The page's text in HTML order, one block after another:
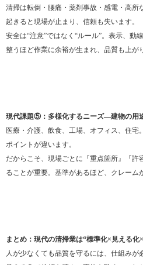
清掃は転倒・腰痛・薬剤事故・感電・高所
起きると現場が止まり、信頼も失います。
安全は“注意”ではなく“ルール”。表示、動
整うほど作業に余裕が生まれ、品質も上が
現代課題⑤：多様化するニーズ—建物の用
医療・介護、飲食、工場、オフィス、住宅
ポイントが違います。
だからこそ、現場ごとに『重点箇所』『許
ることが重要。基準があるほど、クレーム
まとめ：現代の清掃業は“標準化×見える化
人が少なくても品質を守るには、仕組みが